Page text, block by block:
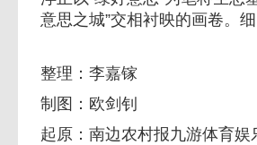
意思之城”交相衬映的画卷。
整理：李嘉镓
制图：欧剑钊
起原：南边农村报九游体育娱